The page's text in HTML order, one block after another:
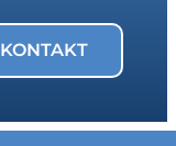
KONTAKT